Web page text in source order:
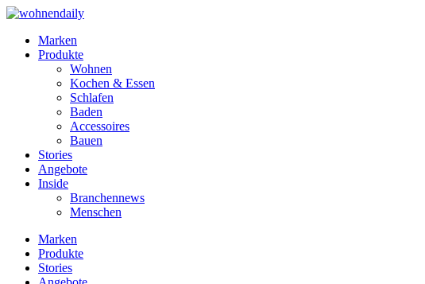
Marken
Produkte
Wohnen
Kochen & Essen
Schlafen
Baden
Accessoires
Bauen
Stories
Angebote
Inside
Branchennews
Menschen
Marken
Produkte
Stories